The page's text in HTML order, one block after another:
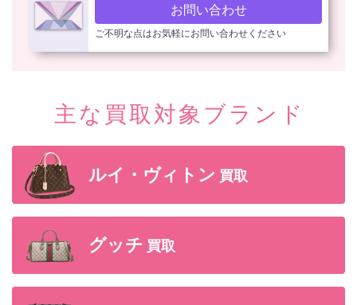
お問い合わせ
ご不明な点はお気軽にお問い合わせください
主な買取対象ブランド
ルイ・ヴィトン 買取
グッチ 買取